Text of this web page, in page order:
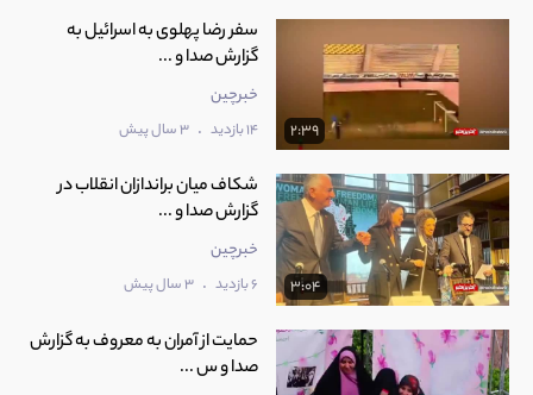
2:39
سفر رضا پهلوی به اسرائیل به
گزارش صدا و ...
خبرچین
14 بازدید . 3 سال پیش
3:04
شکاف میان براندازان انقلاب در
گزارش صدا و ...
خبرچین
6 بازدید . 3 سال پیش
حمایت از آمران به معروف به گزارش
صدا و س ...